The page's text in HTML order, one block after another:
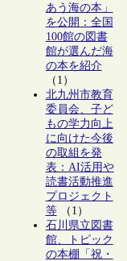
あう海の本」
を公開：全国
100館の図書
館が選んだ海
の本を紹介
（1）
北九州市教育
委員会、子ど
もの学力向上
に向けた今後
の取組を発
表：AI活用や
読書活動推進
プロジェクト
等（1）
石川県立図書
館、トピック
の本棚「祝・